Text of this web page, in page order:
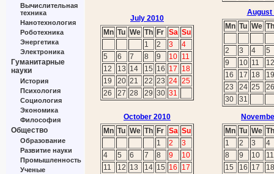
Вычислительная
техника
Нанотехнология
Роботехника
Энергетика
Электроника
Гуманитарные
науки
История
Психология
Социология
Экономика
Философия
Общество
Образование
Развитие науки
Промышленность
Ученые
July 2010
Mn Tu We Th Fr Sa Su
1
2 3
4
5
6 7 8 9 10 11
12
13 14 15 16 17
18
19
20 21 22 23 24 25
26
27 28 29 30 31
August
Mn Tu We Th
2 3 4
5
9
10 11
12
16
17 18
19
23
24 25
26
30
31
October 2010
Mn Tu We Th Fr Sa Su
1
2
3
4
5 6 7 8 9
10
11
12 13 14 15 16
17
Mn Tu We Th
1
2 3
4
8
9 10
11
15
16 17
18